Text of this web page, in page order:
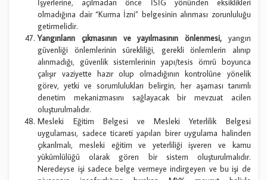
İşyerlerine, açılmadan önce İSİG yönünden eksiklikleri
olmadığına dair “Kurma İzni” belgesinin alınması zorunluluğu
getirmelidir.
Yangınların çıkmasının ve yayılmasının önlenmesi,yangın
güvenliği önlemlerinin sürekliliği, gerekli önlemlerin alınıp
alınmadığı, güvenlik sistemlerinin yapı/tesis ömrü boyunca
çalışır vaziyette hazır olup olmadığının kontrolüne yönelik
görev, yetki ve sorumlulukları belirgin, her aşaması tanımlı
denetim mekanizmasını sağlayacak bir mevzuat acilen
oluşturulmalıdır.
Mesleki Eğitim Belgesi ve Mesleki Yeterlilik Belgesi
uygulaması, sadece ticareti yapılan birer uygulama halinden
çıkarılmalı, mesleki eğitim ve yeterliliği işveren ve kamu
yükümlülüğü olarak gören bir sistem oluşturulmalıdır.
Neredeyse işi sadece belge vermeye indirgeyen ve bu işi de